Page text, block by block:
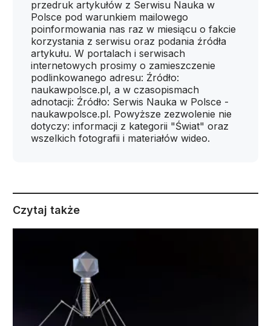
przedruk artykułów z Serwisu Nauka w
Polsce pod warunkiem mailowego
poinformowania nas raz w miesiącu o fakcie
korzystania z serwisu oraz podania źródła
artykułu. W portalach i serwisach
internetowych prosimy o zamieszczenie
podlinkowanego adresu: Źródło:
naukawpolsce.pl, a w czasopismach
adnotacji: Źródło: Serwis Nauka w Polsce -
naukawpolsce.pl. Powyższe zezwolenie nie
dotyczy: informacji z kategorii "Świat" oraz
wszelkich fotografii i materiałów wideo.
Czytaj także